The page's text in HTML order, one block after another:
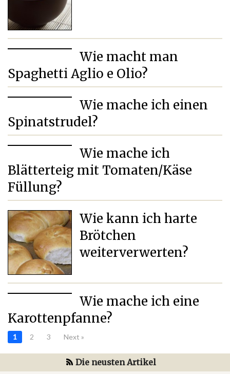
Wie macht man
Spaghetti Aglio e Olio?
Wie mache ich einen
Spinatstrudel?
Wie mache ich
Blätterteig mit Tomaten/Käse
Füllung?
Wie kann ich harte
Brötchen
weiterverwerten?
Wie mache ich eine
Karottenpfanne?
1 2 3 Next »
Die neusten Artikel